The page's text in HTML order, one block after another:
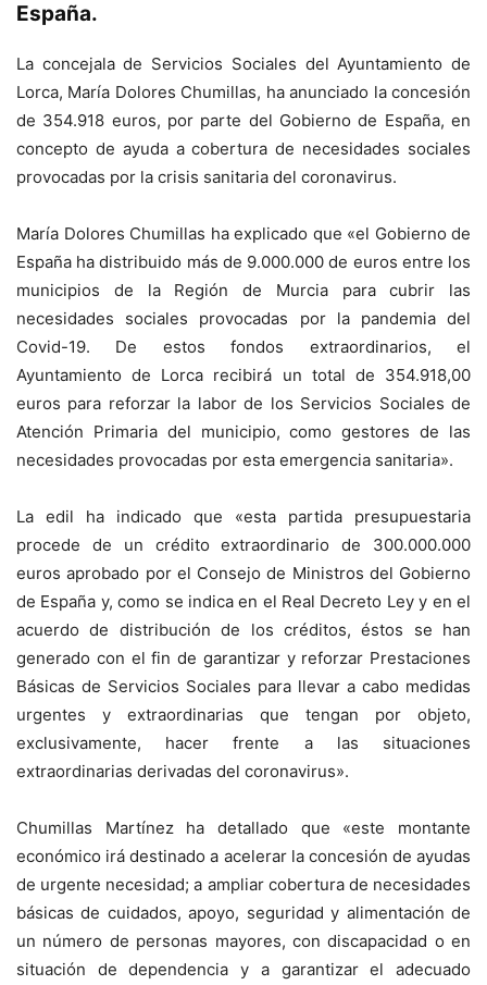
España.
La concejala de Servicios Sociales del Ayuntamiento de
Lorca, María Dolores Chumillas, ha anunciado la concesión
de 354.918 euros, por parte del Gobierno de España, en
concepto de ayuda a cobertura de necesidades sociales
provocadas por la crisis sanitaria del coronavirus.
María Dolores Chumillas ha explicado que «el Gobierno de
España ha distribuido más de 9.000.000 de euros entre los
municipios de la Región de Murcia para cubrir las
necesidades sociales provocadas por la pandemia del
Covid-19. De estos fondos extraordinarios, el
Ayuntamiento de Lorca recibirá un total de 354.918,00
euros para reforzar la labor de los Servicios Sociales de
Atención Primaria del municipio, como gestores de las
necesidades provocadas por esta emergencia sanitaria».
La edil ha indicado que «esta partida presupuestaria
procede de un crédito extraordinario de 300.000.000
euros aprobado por el Consejo de Ministros del Gobierno
de España y, como se indica en el Real Decreto Ley y en el
acuerdo de distribución de los créditos, éstos se han
generado con el fin de garantizar y reforzar Prestaciones
Básicas de Servicios Sociales para llevar a cabo medidas
urgentes y extraordinarias que tengan por objeto,
exclusivamente, hacer frente a las situaciones
extraordinarias derivadas del coronavirus».
Chumillas Martínez ha detallado que «este montante
económico irá destinado a acelerar la concesión de ayudas
de urgente necesidad; a ampliar cobertura de necesidades
básicas de cuidados, apoyo, seguridad y alimentación de
un número de personas mayores, con discapacidad o en
situación de dependencia y a garantizar el adecuado